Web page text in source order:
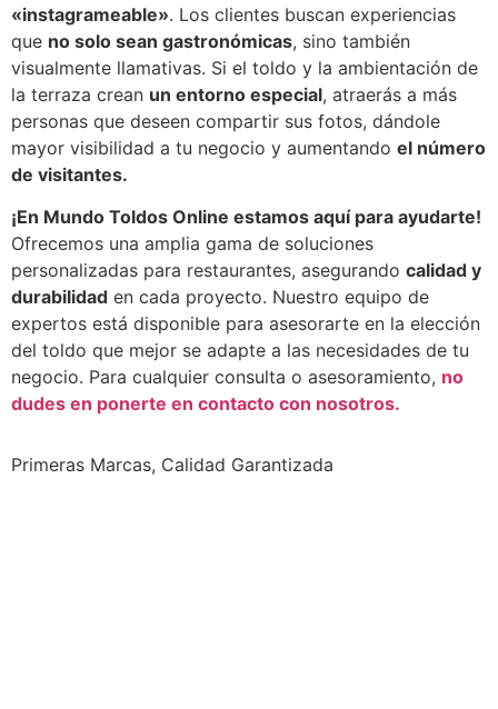
«instagrameable». Los clientes buscan experiencias
que no solo sean gastronómicas, sino también
visualmente llamativas. Si el toldo y la ambientación de
la terraza crean un entorno especial, atraerás a más
personas que deseen compartir sus fotos, dándole
mayor visibilidad a tu negocio y aumentando el número
de visitantes.
¡En Mundo Toldos Online estamos aquí para ayudarte!
Ofrecemos una amplia gama de soluciones
personalizadas para restaurantes, asegurando calidad y
durabilidad en cada proyecto. Nuestro equipo de
expertos está disponible para asesorarte en la elección
del toldo que mejor se adapte a las necesidades de tu
negocio. Para cualquier consulta o asesoramiento, no
dudes en ponerte en contacto con nosotros.
Primeras Marcas, Calidad Garantizada